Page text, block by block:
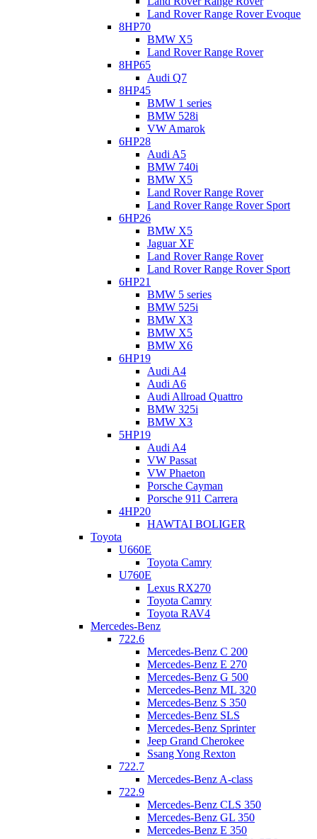
Land Rover Range Rover Evoque
8HP70
BMW X5
Land Rover Range Rover
8HP65
Audi Q7
8HP45
BMW 1 series
BMW 528i
VW Amarok
6HP28
Audi A5
BMW 740i
BMW X5
Land Rover Range Rover
Land Rover Range Rover Sport
6HP26
BMW X5
Jaguar XF
Land Rover Range Rover
Land Rover Range Rover Sport
6HP21
BMW 5 series
BMW 525i
BMW X3
BMW X5
BMW X6
6HP19
Audi A4
Audi A6
Audi Allroad Quattro
BMW 325i
BMW X3
5HP19
Audi A4
VW Passat
VW Phaeton
Porsche Cayman
Porsche 911 Carrera
4HP20
HAWTAI BOLIGER
Toyota
U660E
Toyota Camry
U760E
Lexus RX270
Toyota Camry
Toyota RAV4
Mercedes-Benz
722.6
Mercedes-Benz C 200
Mercedes-Benz E 270
Mercedes-Benz G 500
Mercedes-Benz ML 320
Mercedes-Benz S 350
Mercedes-Benz SLS
Mercedes-Benz Sprinter
Jeep Grand Cherokee
Ssang Yong Rexton
722.7
Mercedes-Benz A-class
722.9
Mercedes-Benz CLS 350
Mercedes-Benz GL 350
Mercedes-Benz E 350